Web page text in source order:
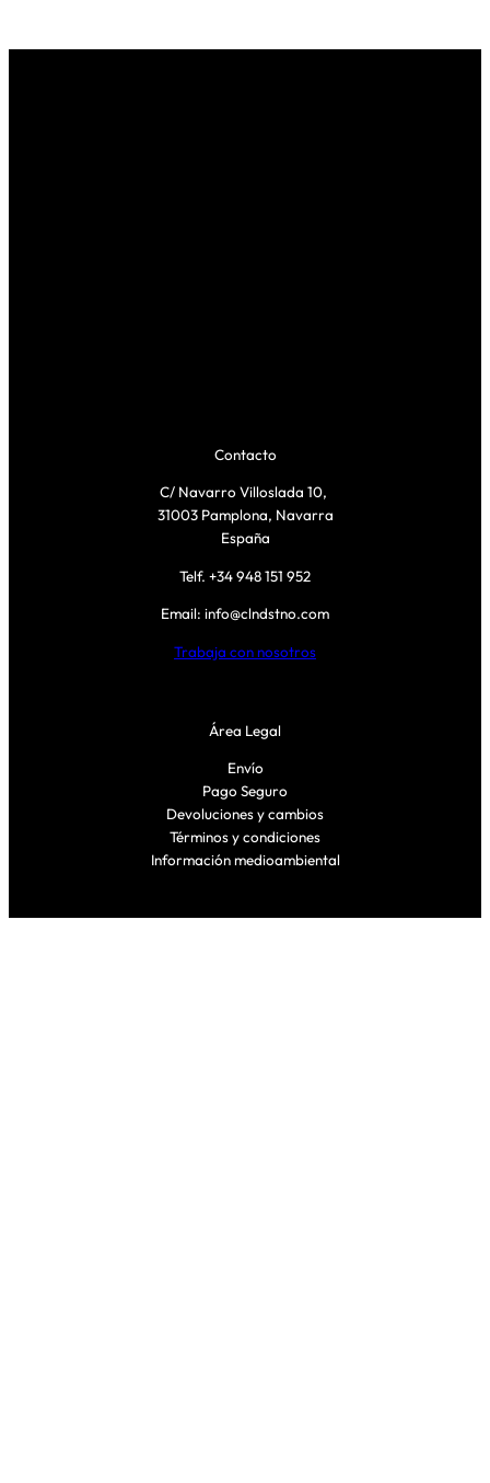
Contacto
C/ Navarro Villoslada 10,
31003 Pamplona, Navarra
España
Telf. +34 948 151 952
Email: info@clndstno.com
Trabaja con nosotros
Área Legal
Envío
Pago Seguro
Devoluciones y cambios
Términos y condiciones
Información medioambiental
Síguenos